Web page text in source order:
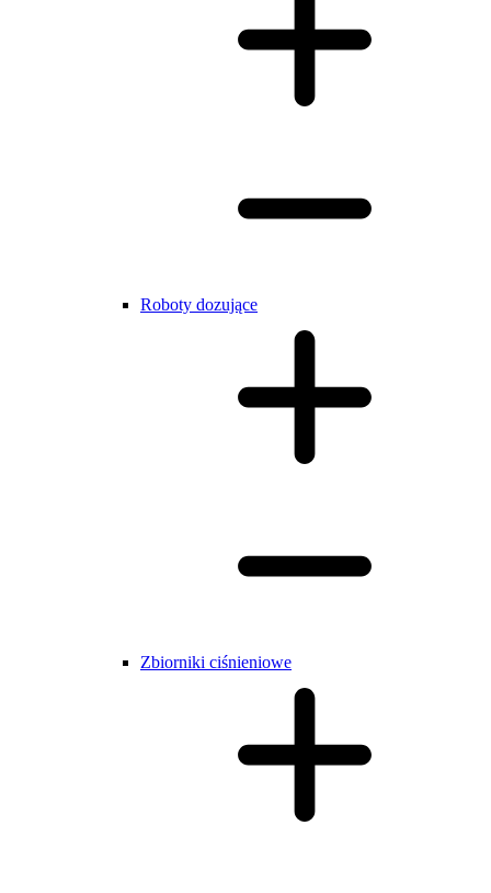
Roboty dozujące
Zbiorniki ciśnieniowe